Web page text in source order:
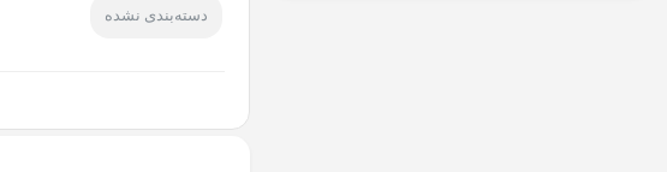
دسته‌بندی نشده